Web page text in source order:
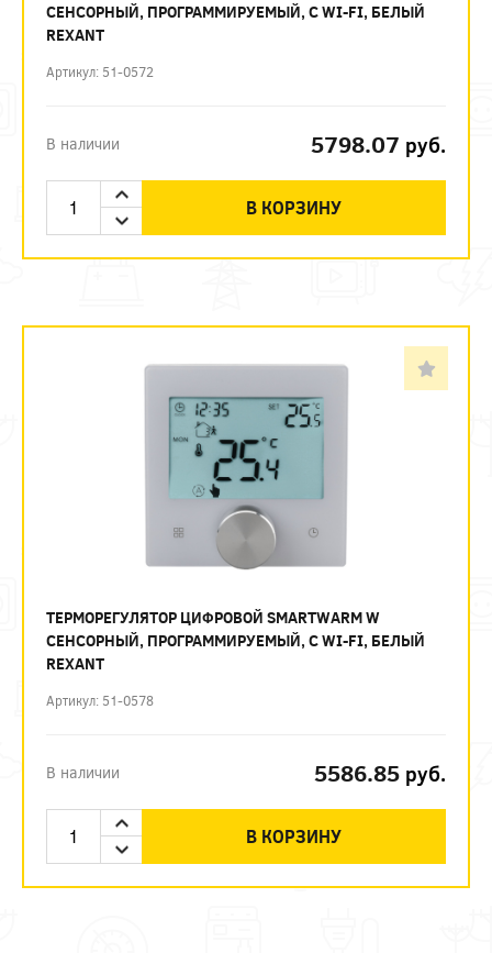
СЕНСОРНЫЙ, ПРОГРАММИРУЕМЫЙ, С WI-FI, БЕЛЫЙ
REXANT
Артикул: 51-0572
В наличии 5798.07 руб.
В КОРЗИНУ
ТЕРМОРЕГУЛЯТОР ЦИФРОВОЙ SMARTWARM W
СЕНСОРНЫЙ, ПРОГРАММИРУЕМЫЙ, С WI-FI, БЕЛЫЙ
REXANT
Артикул: 51-0578
В наличии 5586.85 руб.
В КОРЗИНУ